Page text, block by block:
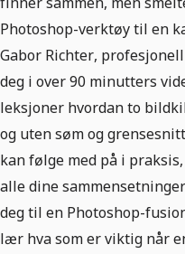
Photoshop-verktøy til en
Gabor Richter,
deg i over 90 minutters
leksjoner hvordan to
og uten søm og
kan følge med på i
alle dine
deg til en Photoshop-
lær hva som er viktig når